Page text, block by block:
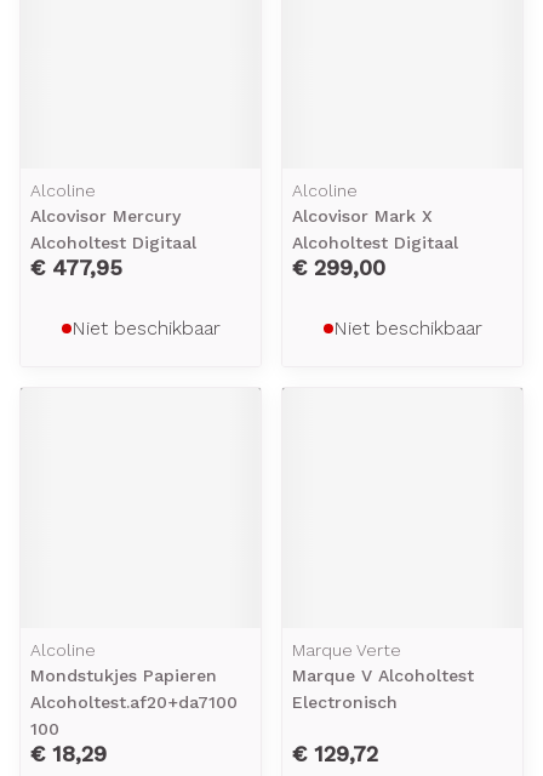
Alcoline
Alcovisor Mercury
Alcoholtest Digitaal
€ 477,95
Niet beschikbaar
Alcoline
Alcovisor Mark X
Alcoholtest Digitaal
€ 299,00
Niet beschikbaar
Alcoline
Mondstukjes Papieren
Alcoholtest.af20+da7100
100
€ 18,29
Marque Verte
Marque V Alcoholtest
Electronisch
€ 129,72